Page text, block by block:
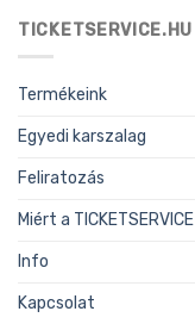
TICKETSERVICE.HU
Termékeink
Egyedi karszalag
Feliratozás
Miért a TICKETSERVICE
Info
Kapcsolat